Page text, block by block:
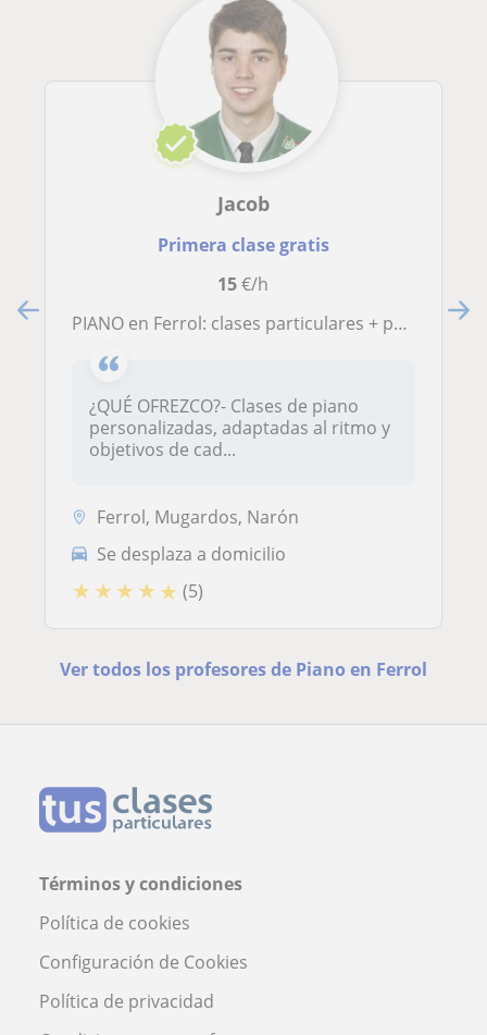
Jacob
Primera clase gratis
15€/h
PIANO en Ferrol: clases particulares + primera clase gratuita
¿QUÉ OFREZCO?- Clases de piano
personalizadas, adaptadas al ritmo y
objetivos de cad...
Ferrol, Mugardos, Narón
Se desplaza a domicilio
★ ★ ★ ★ ★ (5)
Ver todos los profesores de Piano en Ferrol
Términos y condiciones
Política de cookies
Configuración de Cookies
Política de privacidad